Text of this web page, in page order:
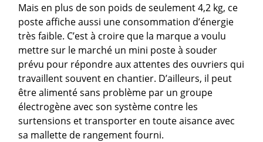
Mais en plus de son poids de seulement 4,2 kg, ce
poste affiche aussi une consommation d’énergie
très faible. C’est à croire que la marque a voulu
mettre sur le marché un mini poste à souder
prévu pour répondre aux attentes des ouvriers qui
travaillent souvent en chantier. D’ailleurs, il peut
être alimenté sans problème par un groupe
électrogène avec son système contre les
surtensions et transporter en toute aisance avec
sa mallette de rangement fourni.